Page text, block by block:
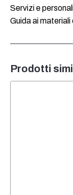
Servizi e
Guida ai
Prodotti